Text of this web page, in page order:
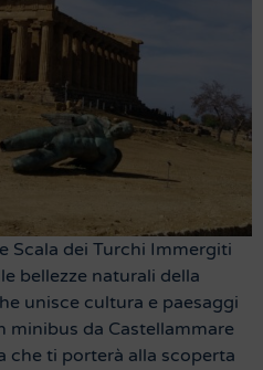
Scala dei Turchi Immergiti
bellezze naturali della
unisce cultura e paesaggi
minibus da Castellammare
che ti porterà alla scoperta